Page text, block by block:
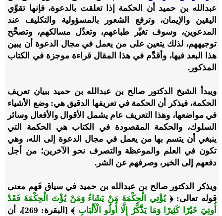
عبدالله بن حميد أن الحكمة إذا تعلقت بالدعوة، فإنها تقوِّي
اليقين والإيمان، وترفع الشعور بالمسؤولية والتكليف عند
المدعوين، وسوف تغيِّر طباعهم، وتعدِّل مسالكهم، وتصحِّح
توجيههم، لذلك يتعين على من يعمل في مجال الدعوة أن يبين
هذا البعد فيها، وأقدِّم في هذا المقال قراءة موجزة في الكتاب
المذكور.
ويبدأ الشيخ الدكتور صالح بن عبدالله بن حميد ببيان تعريف
الحكمة، فيذكر أن الحكمة في تعريفها الدقيق هي: وضع الأشياء
في مواضعها، وهذا التعريف عام يشمل الأقوال والأفعال وسائر
السلوك، والحكمة المقصودة في الكتاب هي الحكمة التي
ينبغي أن يتسم بها من يعمل في مجال الدعوة إلى الله، وهي
تكون في العلم والموعظة والتصرف نحو الآخرين؛ من أجل
دفعهم إلى الخير، وصرفهم عن الشر.
ويذكر الدكتور صالح بن عبدالله بن حميد في سياق فَهم معنى
قوله تعالى: ﴿يُؤْتِي الْحِكْمَةَ مَنْ يَشَاءُ وَمَنْ يُؤْتَ الْحِكْمَةَ فَقَدْ
أُوتِيَ خَيْرًا كَثِيرًا وَمَا يَذَّكَّرُ إِلَّا أُولُو الْأَلْبَابِ
﴾ [البقرة: 269]، أن